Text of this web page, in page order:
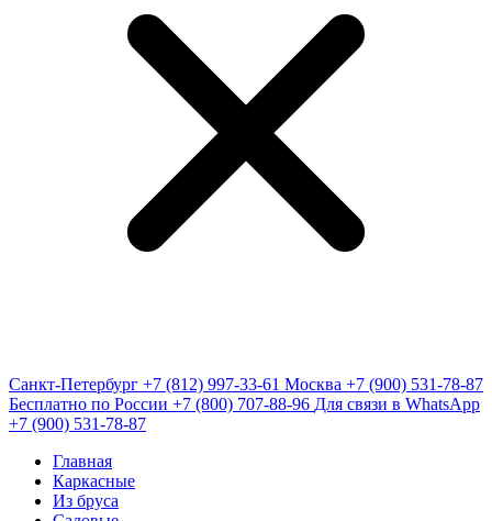
Санкт-Петербург +7 (812) 997-33-61 Москва +7 (900) 531-78-87
Бесплатно по России +7 (800) 707-88-96 Для связи в WhatsApp
+7 (900) 531-78-87
Главная
Каркасные
Из бруса